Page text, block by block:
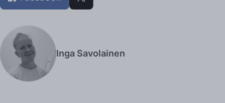
Inga Savolainen